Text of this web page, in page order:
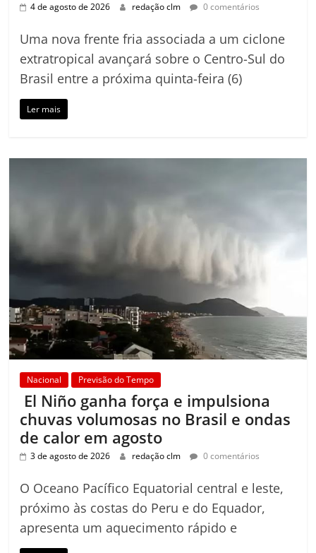
4 de agosto de 2026 redação clm 0 comentários
Uma nova frente fria associada a um ciclone
extratropical avançará sobre o Centro-Sul do
Brasil entre a próxima quinta-feira (6)
Ler mais
Nacional Previsão do Tempo
El Niño ganha força e impulsiona
chuvas volumosas no Brasil e ondas
de calor em agosto
3 de agosto de 2026 redação clm 0 comentários
O Oceano Pacífico Equatorial central e leste,
próximo às costas do Peru e do Equador,
apresenta um aquecimento rápido e